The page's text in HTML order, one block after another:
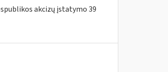
akcizų įstatymo 39